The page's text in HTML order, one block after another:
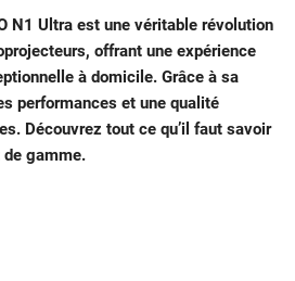
N1 Ultra est une véritable révolution
offrant une expérience
à domicile. Grâce à sa
performances et une qualité
Découvrez tout ce qu’il faut savoir
gamme.